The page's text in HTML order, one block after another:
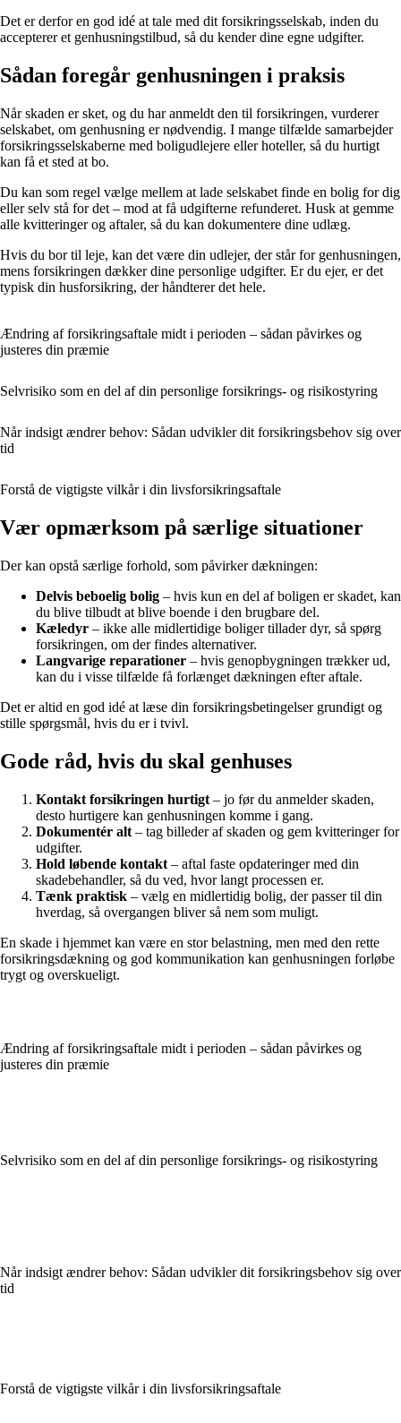
Det er derfor en god idé at tale med dit forsikringsselskab, inden du
accepterer et genhusningstilbud, så du kender dine egne udgifter.
Sådan foregår genhusningen i praksis
Når skaden er sket, og du har anmeldt den til forsikringen, vurderer
selskabet, om genhusning er nødvendig. I mange tilfælde samarbejder
forsikringsselskaberne med boligudlejere eller hoteller, så du hurtigt
kan få et sted at bo.
Du kan som regel vælge mellem at lade selskabet finde en bolig for dig
eller selv stå for det – mod at få udgifterne refunderet. Husk at gemme
alle kvitteringer og aftaler, så du kan dokumentere dine udlæg.
Hvis du bor til leje, kan det være din udlejer, der står for genhusningen,
mens forsikringen dækker dine personlige udgifter. Er du ejer, er det
typisk din husforsikring, der håndterer det hele.
Ændring af forsikringsaftale midt i perioden – sådan påvirkes og
justeres din præmie
Selvrisiko som en del af din personlige forsikrings- og risikostyring
Når indsigt ændrer behov: Sådan udvikler dit forsikringsbehov sig over
tid
Forstå de vigtigste vilkår i din livsforsikringsaftale
Vær opmærksom på særlige situationer
Der kan opstå særlige forhold, som påvirker dækningen:
Delvis beboelig bolig – hvis kun en del af boligen er skadet, kan
du blive tilbudt at blive boende i den brugbare del.
Kæledyr – ikke alle midlertidige boliger tillader dyr, så spørg
forsikringen, om der findes alternativer.
Langvarige reparationer – hvis genopbygningen trækker ud,
kan du i visse tilfælde få forlænget dækningen efter aftale.
Det er altid en god idé at læse din forsikringsbetingelser grundigt og
stille spørgsmål, hvis du er i tvivl.
Gode råd, hvis du skal genhuses
Kontakt forsikringen hurtigt – jo før du anmelder skaden,
desto hurtigere kan genhusningen komme i gang.
Dokumentér alt – tag billeder af skaden og gem kvitteringer for
udgifter.
Hold løbende kontakt – aftal faste opdateringer med din
skadebehandler, så du ved, hvor langt processen er.
Tænk praktisk – vælg en midlertidig bolig, der passer til din
hverdag, så overgangen bliver så nem som muligt.
En skade i hjemmet kan være en stor belastning, men med den rette
forsikringsdækning og god kommunikation kan genhusningen forløbe
trygt og overskueligt.
Ændring af forsikringsaftale midt i perioden – sådan påvirkes og
justeres din præmie
Selvrisiko som en del af din personlige forsikrings- og risikostyring
Når indsigt ændrer behov: Sådan udvikler dit forsikringsbehov sig over
tid
Forstå de vigtigste vilkår i din livsforsikringsaftale